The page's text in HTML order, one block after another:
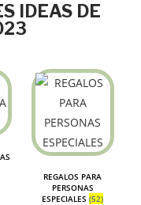
IDEAS DE
REGALOS PARA
PERSONAS
ESPECIALES(52)